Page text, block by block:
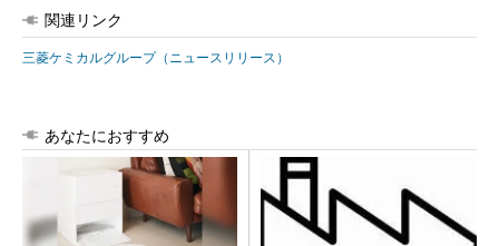
関連リンク
三菱ケミカルグループ（ニュースリリース）
あなたにおすすめ